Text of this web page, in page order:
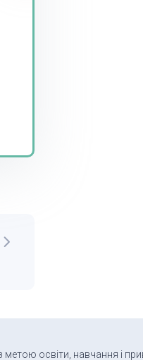
метою освіти, навчання і